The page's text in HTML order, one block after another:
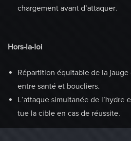
chargement avant d’attaquer.
Hors-la-loi
Répartition équitable de la jauge
entre santé et boucliers.
L’attaque simultanée de l’hydre
tue la cible en cas de réussite.